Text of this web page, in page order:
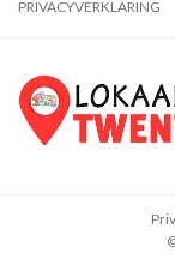
PRIVACYVERKLARING